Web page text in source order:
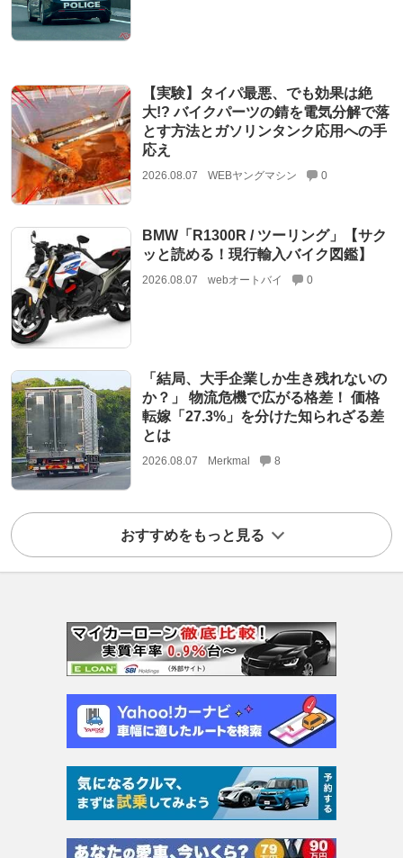
【実験】タイパ最悪、でも効果は絶
大!? バイクパーツの錆を電気分解で落
とす方法とガソリンタンク応用への手
応え
2026.08.07 WEBヤングマシン 0
BMW「R1300R / ツーリング」【サク
ッと読める！現行輸入バイク図鑑】
2026.08.07 webオートバイ 0
「結局、大手企業しか生き残れないの
か？」 物流危機で広がる格差！ 価格
転嫁「27.3%」を分けた知られざる差
とは
2026.08.07 Merkmal 8
おすすめをもっと見る